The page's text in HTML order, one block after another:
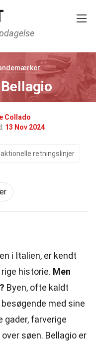
Collado
13 Nov 2024
retningslinjer
i Italien, er kendt
historie. Men
Byen, ofte kaldt
med sine
farverige
søen. Bellagio er